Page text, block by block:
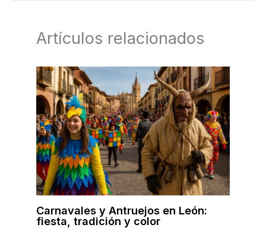
Artículos relacionados
Carnavales y Antruejos en León:
fiesta, tradición y color